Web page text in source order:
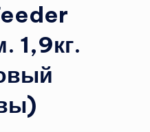
1,9кг.